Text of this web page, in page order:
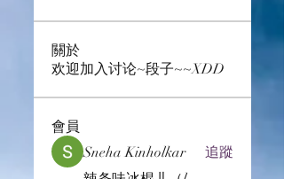
關於
欢迎加入讨论~段子~~XDD
會員
Sneha Kinholkar
追蹤